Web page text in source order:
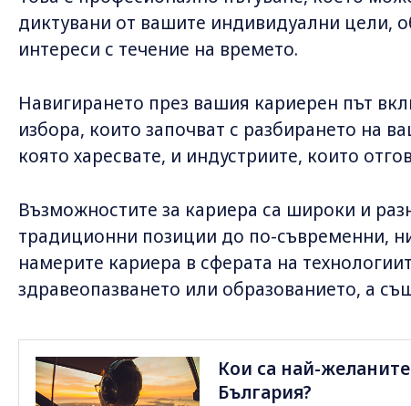
диктувани от вашите индивидуални цели,
интереси с течение на времето.
Навигирането през вашия кариерен път
избора, които започват с разбирането на
която харесвате, и индустриите, които
Възможностите за кариера са широки и
традиционни позиции до по-съвременни,
намерите кариера в сферата на
здравеопазването или образованието, а
Кои са най-
България?